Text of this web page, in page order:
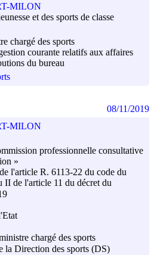
MILON
et des sports de classe
chargé des sports
courante relatifs aux affaires
du bureau
MILON
professionnelle consultative
»
l'article R. 6113-22 du code du
II de l'article 11 du décret du
chargé des sports
la Direction des sports (DS)
08/11/2019